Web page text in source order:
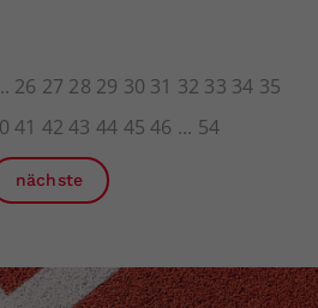
26 27 28 29 30 31 32 33 34 35
41 42 43 44 45 46 54
nächste